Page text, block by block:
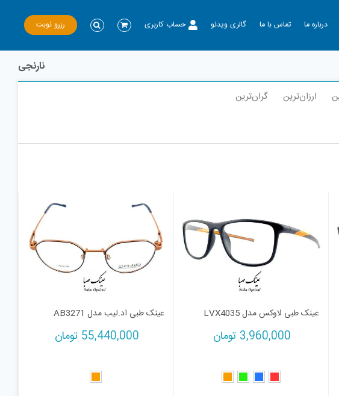
درباره ما تماس با ما گالری ویدئو حساب کاربری رزرو نوبت
نارنجی
ارزان‌ترین گران‌ترین
عینک طبی لاوکس مدل LVX4035
3,960,000 تومان
عینک طبی اد.لیب مدل AB3271
55,440,000 تومان